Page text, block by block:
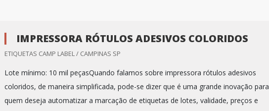
IMPRESSORA RÓTULOS ADESIVOS COLORIDOS
ETIQUETAS CAMP LABEL / CAMPINAS SP
Lote mínimo: 10 mil peçasQuando falamos sobre impressora rótulos adesivos
coloridos, de maneira simplificada, pode-se dizer que é uma grande inovação para
quem deseja automatizar a marcação de etiquetas de lotes, validade, preços e